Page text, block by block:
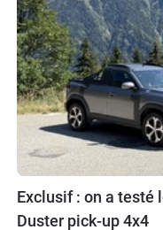
Exclusif : on a testé
Duster pick-up 4x4